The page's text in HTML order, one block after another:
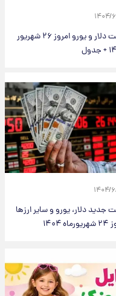
۶/۲۶
قیمت دلار و یورو امروز ۲۶ شهریور
۶/۲۴
جدید دلار، یورو و سایر ارزها
۱۴۰۴